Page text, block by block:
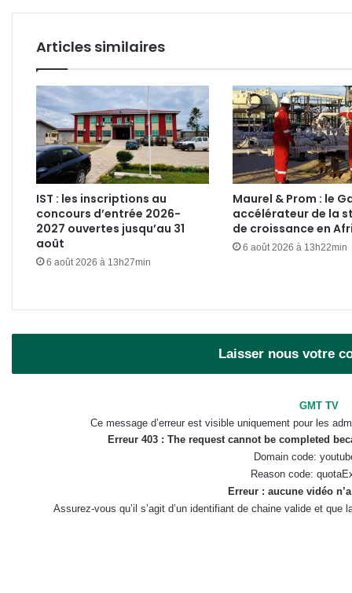
Articles similaires
IST : les inscriptions au
concours d’entrée 2026-
2027 ouvertes jusqu’au 31
août
6 août 2026 à 13h27min
Maurel & Prom : le
accélérateur de la
de croissance en
6 août 2026 à 13h22min
Laisser nous votre
GMT TV
Ce message d’erreur est visible uniquement pour les
Erreur 403 : The request cannot be completed
Domain code:
Reason code:
Erreur : aucune vidéo
Assurez-vous qu’il s’agit d’un identifiant de chaine valide et